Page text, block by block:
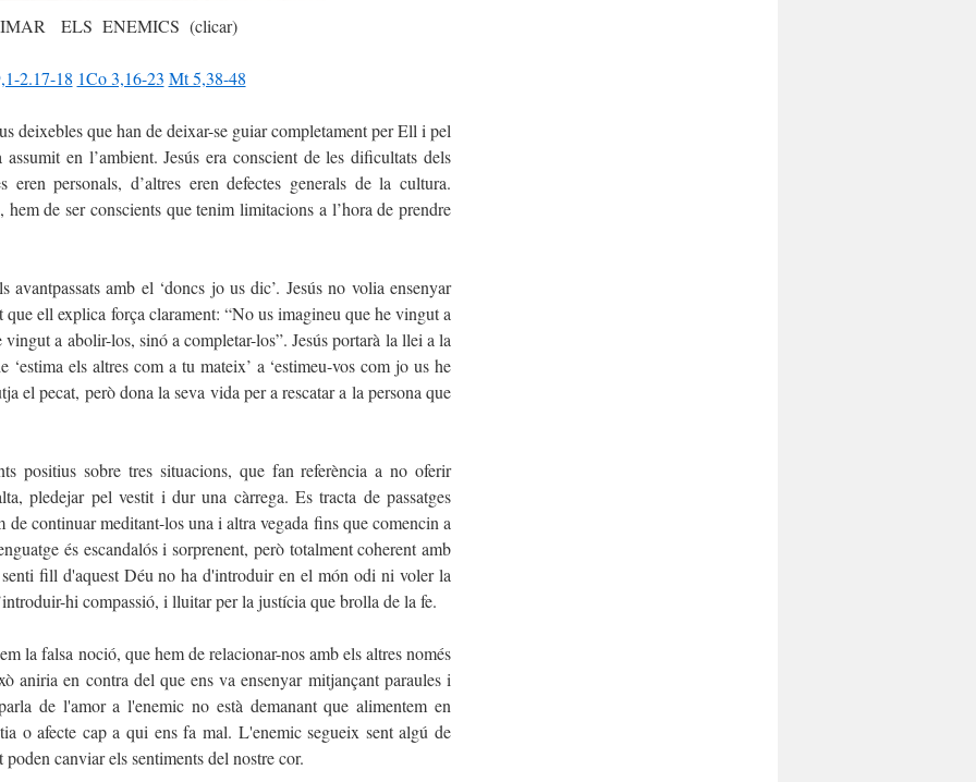
ELS ENEMICS (clicar)
2.17-18 1Co 3,16-23 Mt 5,38-48
deixebles que han de deixar-se guiar completament per Ell i pel
en l’ambient. Jesús era conscient de les dificultats dels
eren personals, d’altres eren defectes generals de la cultura.
hem de ser conscients que tenim limitacions a l’hora de prendre
avantpassats amb el ‘doncs jo us dic’. Jesús no volia ensenyar
que ell explica força clarament: “No us imagineu que he vingut a
a abolir-los, sinó a completar-los”. Jesús portarà la llei a la
‘estima els altres com a tu mateix’ a ‘estimeu-vos com jo us he
el pecat, però dona la seva vida per a rescatar a la persona que
positius sobre tres situacions, que fan referència a no oferir
pledejar pel vestit i dur una càrrega. Es tracta de passatges
de continuar meditant-los una i altra vegada fins que comencin a
és escandalós i sorprenent, però totalment coherent amb
fill d'aquest Déu no ha d'introduir en el món odi ni voler la
hi compassió, i lluitar per la justícia que brolla de la fe.
la falsa noció, que hem de relacionar-nos amb els altres només
aniria en contra del que ens va ensenyar mitjançant paraules i
de l'amor a l'enemic no està demanant que alimentem en
o afecte cap a qui ens fa mal. L'enemic segueix sent algú de
canviar els sentiments del nostre cor.